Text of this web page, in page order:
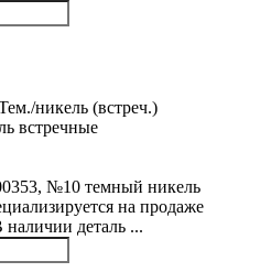
встречные
№10 темный никель
на продаже
наличии деталь ...